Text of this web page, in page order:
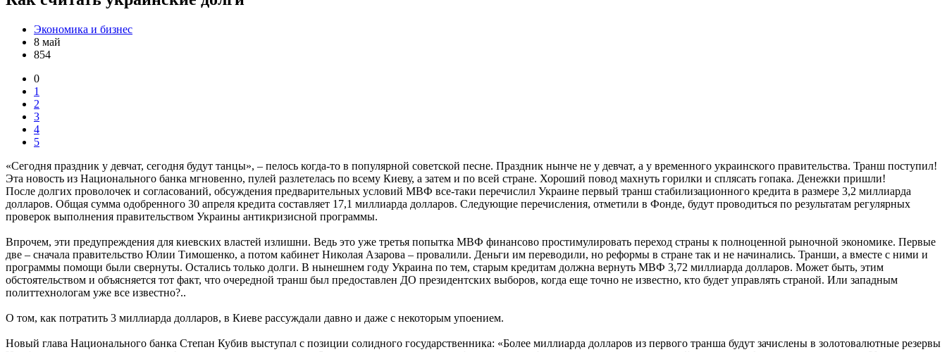
Экономика и бизнес
8 май
854
0
1
2
3
4
5
«Сегодня праздник у девчат, сегодня будут танцы», – пелось когда-то в популярной советской песне. Праздник нынче не у девчат, а у временного украинского правительства. Транш поступил!
Эта новость из Национального банка мгновенно, пулей разлетелась по всему Киеву, а затем и по всей стране. Хороший повод махнуть горилки и сплясать гопака. Денежки пришли!
После долгих проволочек и согласований, обсуждения предварительных условий МВФ все-таки перечислил Украине первый транш стабилизационного кредита в размере 3,2 миллиарда
долларов. Общая сумма одобренного 30 апреля кредита составляет 17,1 миллиарда долларов. Следующие перечисления, отметили в Фонде, будут проводиться по результатам регулярных
проверок выполнения правительством Украины антикризисной программы.
Впрочем, эти предупреждения для киевских властей излишни. Ведь это уже третья попытка МВФ финансово простимулировать переход страны к полноценной рыночной экономике. Первые
две – сначала правительство Юлии Тимошенко, а потом кабинет Николая Азарова – провалили. Деньги им переводили, но реформы в стране так и не начинались. Транши, а вместе с ними и
программы помощи были свернуты. Остались только долги. В нынешнем году Украина по тем, старым кредитам должна вернуть МВФ 3,72 миллиарда долларов. Может быть, этим
обстоятельством и объясняется тот факт, что очередной транш был предоставлен ДО президентских выборов, когда еще точно не известно, кто будет управлять страной. Или западным
политтехнологам уже все известно?..
О том, как потратить 3 миллиарда долларов, в Киеве рассуждали давно и даже с некоторым упоением.
Новый глава Национального банка Степан Кубив выступал с позиции солидного государственника: «Более миллиарда долларов из первого транша будут зачислены в золотовалютные резервы